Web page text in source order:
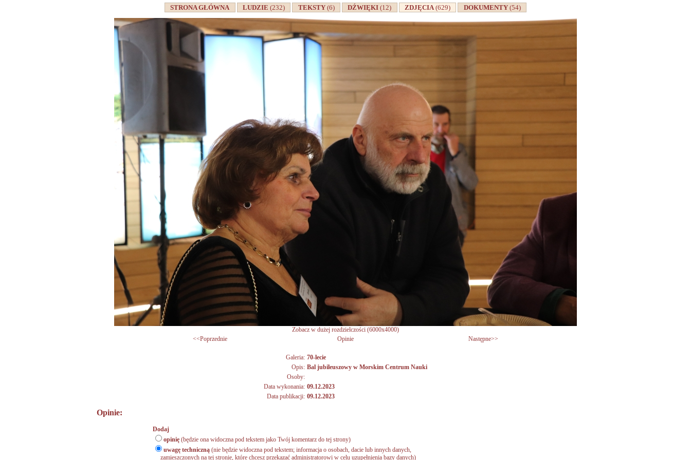
STRONA GŁÓWNA LUDZIE(232) TEKSTY (6) DŹWIĘKI(12) ZDJĘCIA(629) DOKUMENTY (54)
Zobacz w dużej rozdzielczości (6000x4000)
<<Poprzednie
Opinie Następne>>
Galeria: 70-lecie
Opis: Bal jubileuszowy w Morskim Centrum Nauki
Osoby:
Data wykonania: 09.12.2023
Data publikacji: 09.12.2023
Opinie:
Dodaj
opinię (będzie ona widoczna pod tekstem jako Twój komentarz do tej strony)
uwagę techniczną (nie będzie widoczna pod tekstem; informacja o osobach, dacie lub innych danych,
zamieszczonych na tej stronie, które chcesz przekazać administratorowi w celu uzupełnienia bazy danych)